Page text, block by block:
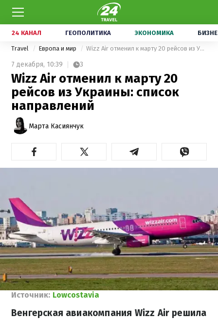
24 КАНАЛ ГЕОПОЛИТИКА ЭКОНОМИКА
Travel Европа и мир Wizz Air отменил к марту 20 рейсов из Украины: список направлений
7 декабря, 10:39 3
Wizz Air отменил к марту 20
рейсов из Украины: список
направлений
Марта Касиянчук
Источник: Lowcostavia
Венгерская авиакомпания Wizz Air решила